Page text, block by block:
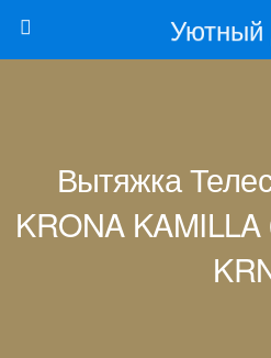
Вытяжка
KRONA